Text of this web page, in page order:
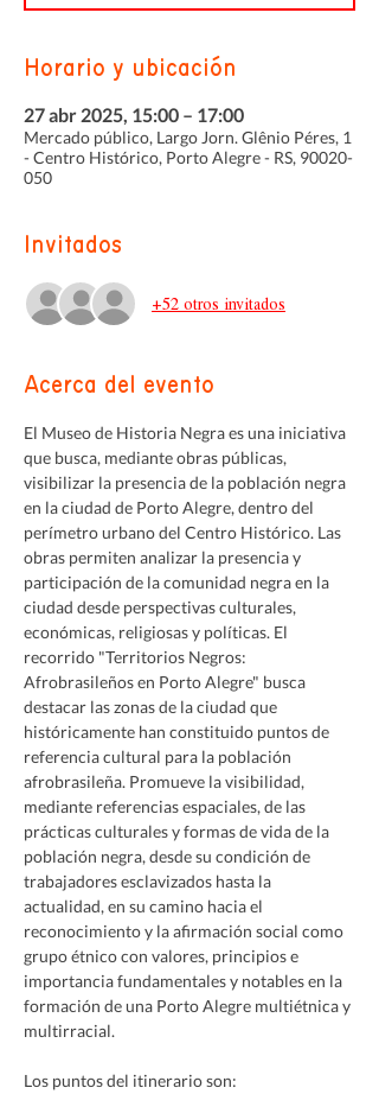
Horario y ubicación
27 abr 2025, 15:00 – 17:00
Mercado público, Largo Jorn. Glênio Péres, 1
- Centro Histórico, Porto Alegre - RS, 90020-
050
Invitados
+52 otros invitados
Acerca del evento
El Museo de Historia Negra es una iniciativa
que busca, mediante obras públicas,
visibilizar la presencia de la población negra
en la ciudad de Porto Alegre, dentro del
perímetro urbano del Centro Histórico. Las
obras permiten analizar la presencia y
participación de la comunidad negra en la
ciudad desde perspectivas culturales,
económicas, religiosas y políticas. El
recorrido "Territorios Negros:
Afrobrasileños en Porto Alegre" busca
destacar las zonas de la ciudad que
históricamente han constituido puntos de
referencia cultural para la población
afrobrasileña. Promueve la visibilidad,
mediante referencias espaciales, de las
prácticas culturales y formas de vida de la
población negra, desde su condición de
trabajadores esclavizados hasta la
actualidad, en su camino hacia el
reconocimiento y la afirmación social como
grupo étnico con valores, principios e
importancia fundamentales y notables en la
formación de una Porto Alegre multiétnica y
multirracial.
Los puntos del itinerario son: